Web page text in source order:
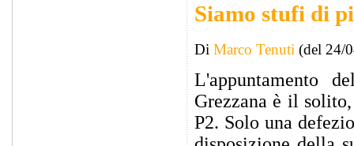
Siamo stufi di
Di Marco Tenuti (del 24/
L'appuntamento
Grezzana è il
P2. Solo una